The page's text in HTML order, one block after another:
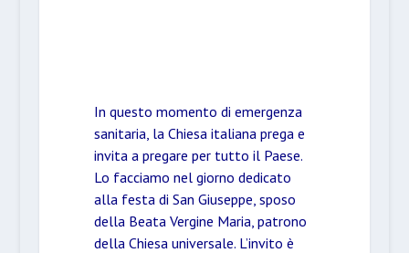
In questo momento di emergenza
sanitaria, la Chiesa italiana prega e
invita a pregare per tutto il Paese.
Lo facciamo nel giorno dedicato
alla festa di San Giuseppe, sposo
della Beata Vergine Maria, patrono
della Chiesa universale. L’invito è